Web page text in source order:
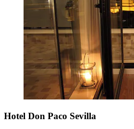
Hotel Don Paco Sevilla